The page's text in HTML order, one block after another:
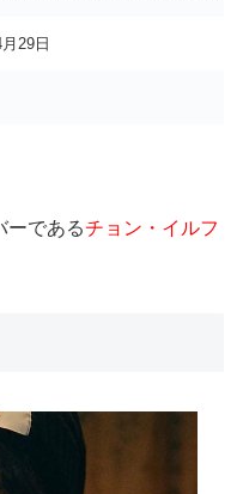
29日
ーであるチョン・イルフ